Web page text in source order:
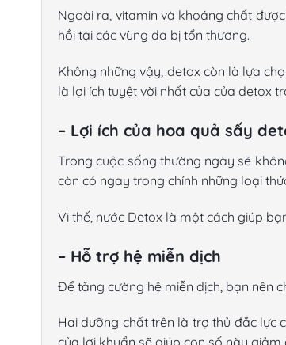
Ngoài ra, vitamin và khoáng chất
hồi tại các vùng da bị tổn thương.
Không những vậy, detox còn là lựa
là lợi ích tuyệt vời nhất của của detox
– Lợi ích của hoa quả sấy
Trong cuộc sống thường ngày sẽ
còn có ngay trong chính những loại
Vì thế, nước Detox là một cách giúp
– Hỗ trợ hệ miễn dịch
Để tăng cường hệ miễn dịch, bạn nên
Hai dưỡng chất trên là trợ thủ đắc lực